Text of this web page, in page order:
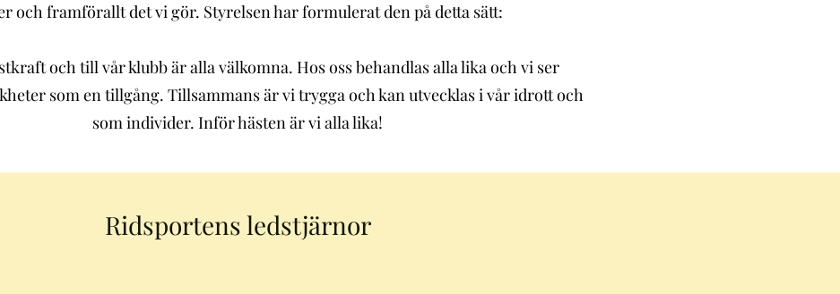
och framförallt det vi gör. Styrelsen har formulerat den på detta sätt:
och till vår klubb är alla välkomna. Hos oss behandlas alla lika och vi ser
som en tillgång. Tillsammans är vi trygga och kan utvecklas i vår idrott och
som individer. Inför hästen är vi alla lika!
Ridsportens ledstjärnor